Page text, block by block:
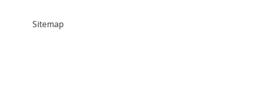
Sitemap